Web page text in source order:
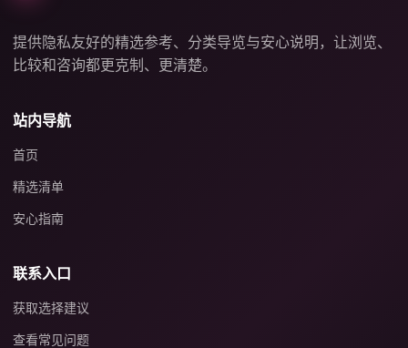
提供隐私友好的精选参考、分类导览与安心说明，让浏览、
比较和咨询都更克制、更清楚。
站内导航
首页
精选清单
安心指南
联系入口
获取选择建议
查看常见问题